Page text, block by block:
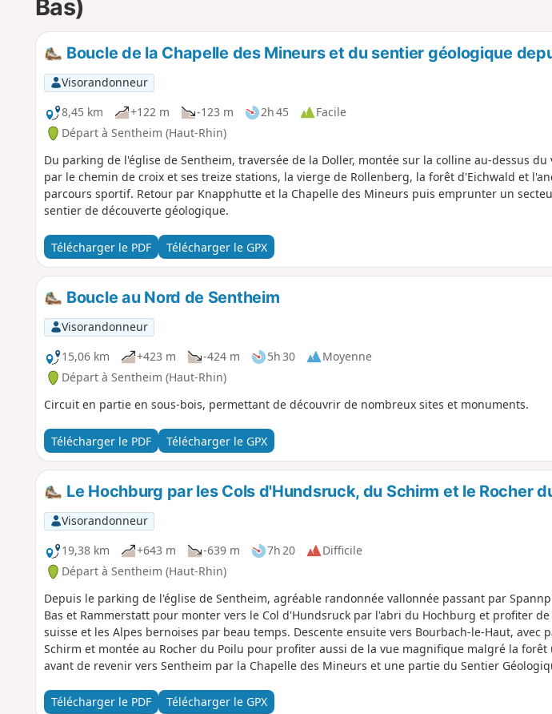
Bas)
Boucle de la Chapelle des Mineurs et du sentier géologique
Visorandonneur
8,45 km
+122 m -123 m 2h 45
Facile
Départ à Sentheim (Haut-Rhin)
Du parking de l'église de Sentheim, traversée de la Doller, montée sur la colline au-dessus du
par le chemin de croix et ses treize stations, la vierge de Rollenberg, la forêt d'Eichwald et
parcours sportif. Retour par Knapphutte et la Chapelle des Mineurs puis emprunter un
sentier de découverte géologique.
Télécharger le PDF Télécharger le GPX
Boucle au Nord de Sentheim
Visorandonneur
15,06 km
+423 m -424 m 5h 30
Moyenne
Départ à Sentheim (Haut-Rhin)
Circuit en partie en sous-bois, permettant de découvrir de nombreux sites et monuments.
Télécharger le PDF Télécharger le GPX
Le Hochburg par les Cols d'Hundsruck, du Schirm et le Rocher
Visorandonneur
19,38 km
+643 m -639 m 7h 20
Difficile
Départ à Sentheim (Haut-Rhin)
Depuis le parking de l'église de Sentheim, agréable randonnée vallonnée passant par
Bas et Rammerstatt pour monter vers le Col d'Hundsruck par l'abri du Hochburg et profiter
suisse et les Alpes bernoises par beau temps. Descente ensuite vers Bourbach-le-Haut, avec
Schirm et montée au Rocher du Poilu pour profiter aussi de la vue magnifique malgré la forêt
avant de revenir vers Sentheim par la Chapelle des Mineurs et une partie du Sentier
Télécharger le PDF Télécharger le GPX